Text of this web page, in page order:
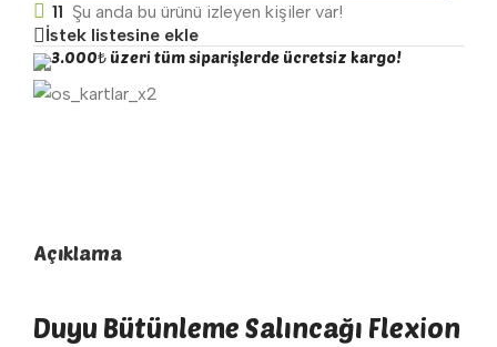
11 Şu anda bu ürünü izleyen kişiler var!
İstek listesine ekle
3.000₺ üzeri tüm siparişlerde ücretsiz kargo!
Açıklama
Duyu Bütünleme Salıncağı Flexion